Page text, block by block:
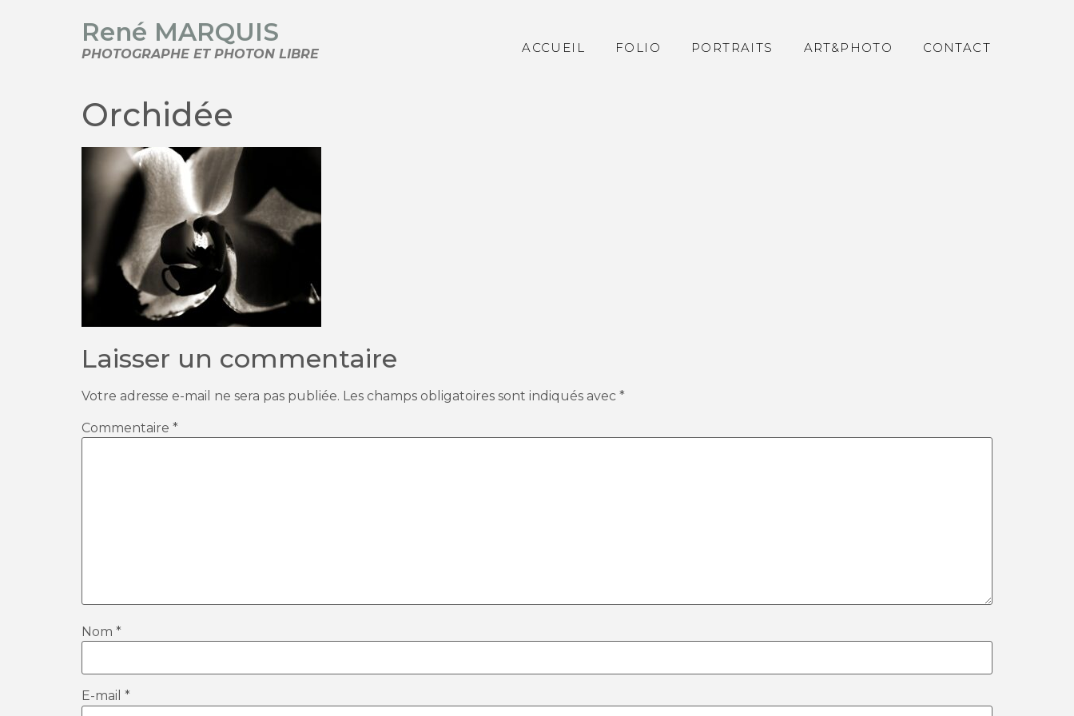
René MARQUIS
PHOTOGRAPHE ET PHOTON LIBRE ACCUEIL FOLIO PORTRAITS ART&PHOTO CONTACT
Orchidée
Laisser un commentaire
Votre adresse e-mail ne sera pas publiée. Les champs obligatoires sont indiqués avec *
Commentaire *
Nom *
E-mail *